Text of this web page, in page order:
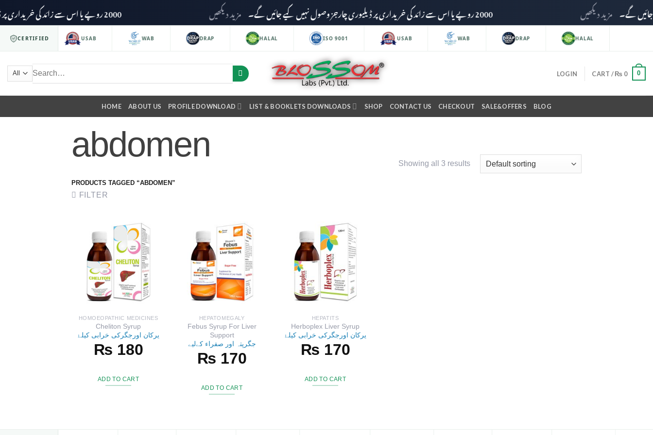
2000 روپے یا اس سے زائد کی خریداری پر ڈیلیوری چارجز وصول نہیں کیے جائیں گے۔ 2000 روپے یا اس سے زائد کی خریداری پر ڈیلیوری چارجز وصول نہیں کیے جائیں گے۔ مزید دیکھیں مزید دیکھیں
CERTIFIED
ISO 9001 USAB WAB DRAP HALAL ISO 9001 USAB WAB DRAP HALAL
LOGIN CART /₨ 0 0
HOME ABOUT US PROFILE DOWNLOAD LIST & BOOKLETS DOWNLOADS SHOP CONTACT US CHECKOUT SALE&OFFERS BLOG
abdomen
PRODUCTS TAGGED “ABDOMEN”
FILTER
Showing all 3 results
HOMOEOPATHIC MEDICINES
Cheliton Syrup
یرکان اورجگرکی خرابی کیلۓ
₨ 180
ADD TO CART
HEPATOMEGALY
Febus Syrup For Liver
Support
جگرپتہ اور صفراء کےلیے
₨ 170
ADD TO CART
HEPATITS
Herboplex Liver Syrup
یرکان اورجگرکی خرابی کیلۓ
₨ 170
ADD TO CART